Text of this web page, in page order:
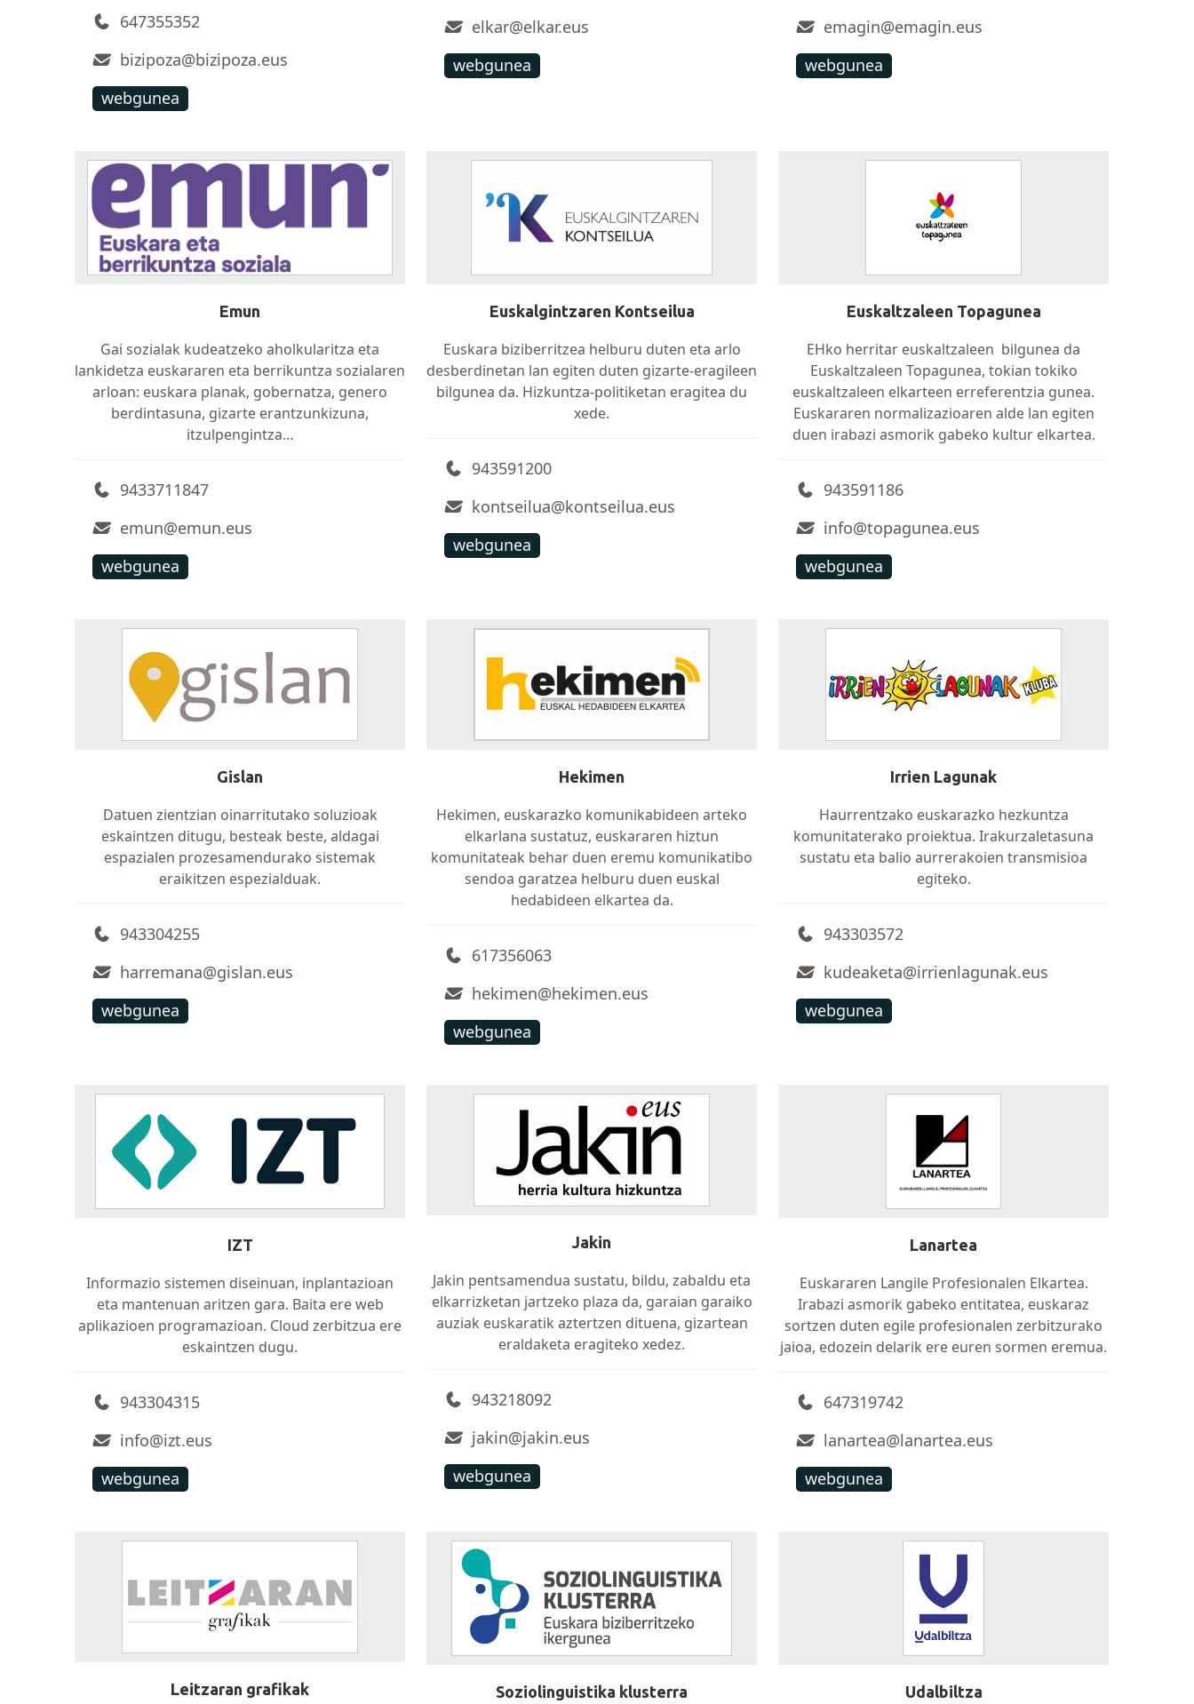
647355352
bizipoza@bizipoza.eus
webgunea
elkar@elkar.eus
webgunea
emagin@emagin.eus
webgunea
Emun
Gai sozialak kudeatzeko aholkularitza eta
lankidetza euskararen eta berrikuntza sozialaren
arloan: euskara planak, gobernatza, genero
berdintasuna, gizarte erantzunkizuna,
itzulpengintza…
9433711847
emun@emun.eus
webgunea
Euskalgintzaren Kontseilua
Euskara biziberritzea helburu duten eta arlo
desberdinetan lan egiten duten gizarte-eragileen
bilgunea da. Hizkuntza-politiketan eragitea du
xede.
943591200
kontseilua@kontseilua.eus
webgunea
Euskaltzaleen Topagunea
EHko herritar euskaltzaleen bilgunea da
Euskaltzaleen Topagunea, tokian tokiko
euskaltzaleen elkarteen erreferentzia gunea.
Euskararen normalizazioaren alde lan egiten
duen irabazi asmorik gabeko kultur elkartea.
943591186
info@topagunea.eus
webgunea
Gislan
Datuen zientzian oinarritutako soluzioak
eskaintzen ditugu, besteak beste, aldagai
espazialen prozesamendurako sistemak
eraikitzen espezialduak.
943304255
harremana@gislan.eus
webgunea
Hekimen
Hekimen, euskarazko komunikabideen arteko
elkarlana sustatuz, euskararen hiztun
komunitateak behar duen eremu komunikatibo
sendoa garatzea helburu duen euskal
hedabideen elkartea da.
617356063
hekimen@hekimen.eus
webgunea
Irrien Lagunak
Haurrentzako euskarazko hezkuntza
komunitaterako proiektua. Irakurzaletasuna
sustatu eta balio aurrerakoien transmisioa
egiteko.
943303572
kudeaketa@irrienlagunak.eus
webgunea
IZT
Informazio sistemen diseinuan, inplantazioan
eta mantenuan aritzen gara. Baita ere web
aplikazioen programazioan. Cloud zerbitzua ere
eskaintzen dugu.
943304315
info@izt.eus
webgunea
Jakin
Jakin pentsamendua sustatu, bildu, zabaldu eta
elkarrizketan jartzeko plaza da, garaian garaiko
auziak euskaratik aztertzen dituena, gizartean
eraldaketa eragiteko xedez.
943218092
jakin@jakin.eus
webgunea
Lanartea
Euskararen Langile Profesionalen Elkartea.
Irabazi asmorik gabeko entitatea, euskaraz
sortzen duten egile profesionalen zerbitzurako
jaioa, edozein delarik ere euren sormen eremua.
647319742
lanartea@lanartea.eus
webgunea
Leitzaran grafikak Soziolinguistika klusterra Udalbiltza